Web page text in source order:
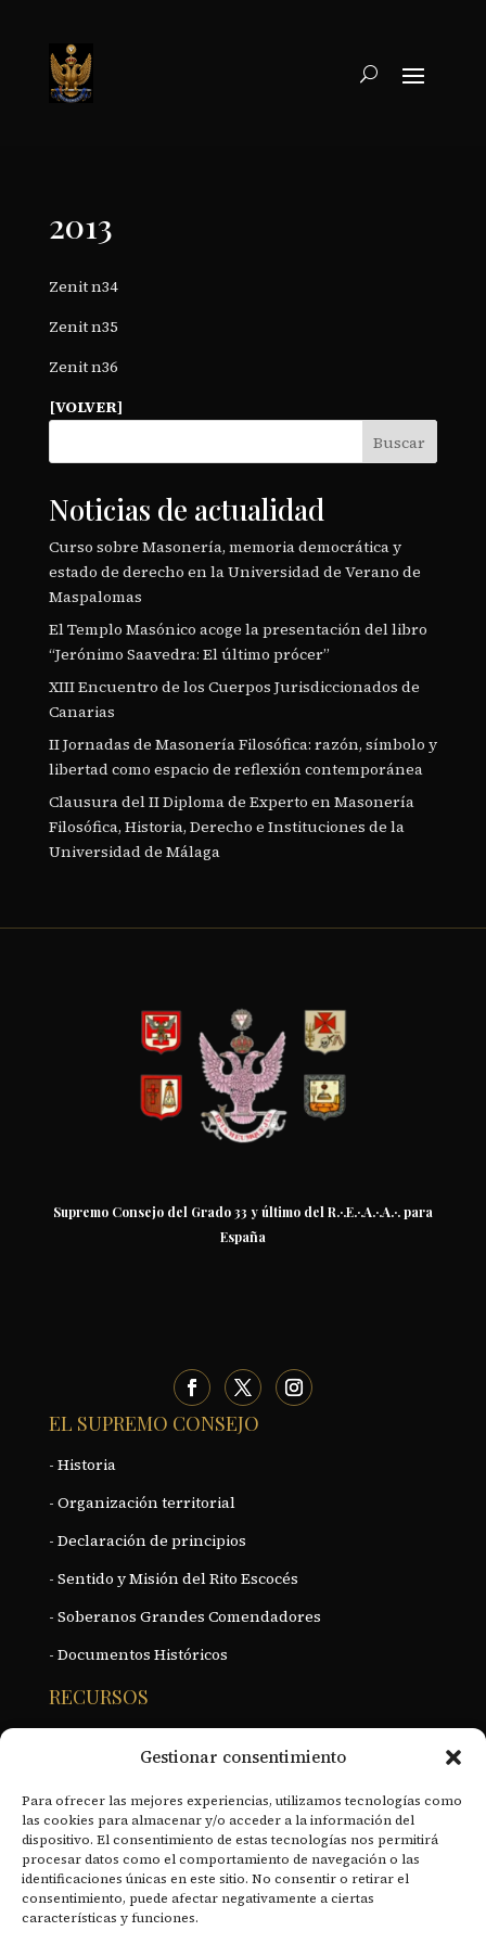
Gestionar consentimiento
Para ofrecer las mejores experiencias, utilizamos tecnologías como
las cookies para almacenar y/o acceder a la información del
dispositivo. El consentimiento de estas tecnologías nos permitirá
procesar datos como el comportamiento de navegación o las
identificaciones únicas en este sitio. No consentir o retirar el
consentimiento, puede afectar negativamente a ciertas
características y funciones.
2013
Zenit n34
Zenit n35
Zenit n36
[VOLVER]
Buscar
Noticias de actualidad
Curso sobre Masonería, memoria democrática y
estado de derecho en la Universidad de Verano de
Maspalomas
El Templo Masónico acoge la presentación del libro
“Jerónimo Saavedra: El último prócer”
XIII Encuentro de los Cuerpos Jurisdiccionados de
Canarias
II Jornadas de Masonería Filosófica: razón, símbolo y
libertad como espacio de reflexión contemporánea
Clausura del II Diploma de Experto en Masonería
Filosófica, Historia, Derecho e Instituciones de la
Universidad de Málaga
Supremo Consejo del Grado 33 y último del R.·.E.·.A.·.A.·. para
España
EL SUPREMO CONSEJO
- Historia
- Organización territorial
- Declaración de principios
- Sentido y Misión del Rito Escocés
- Soberanos Grandes Comendadores
- Documentos Históricos
RECURSOS
- Actualidad
- Fue noticia
ENLACES